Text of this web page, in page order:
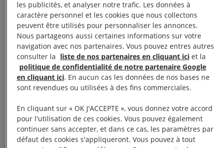
2023
Bombardements incessants de zones densément
peuplées, destruction d’hôpitaux, coupure d’eau et
d’électricité, entraves à l’aide humanitaire,
multiplication des déplacements forcés des
populations.
Nos expert·es ont analysé l’ensemble des faits
les publicités, et analyser notre trafic. Les données à
caractère personnel et les cookies que nous collectons
peuvent être utilisés pour personnaliser les annonces.
Nous partageons aussi certaines informations sur votre
navigation avec nos partenaires. Vous pouvez entres autres
consulter la liste de nos partenaires en cliquant iciet la
politique de confidentialité de notre partenaire Google
en cliquant ici. En aucun cas les données de nos bases ne
sont revendues ou utilisées à des fins commerciales.
En cliquant sur « OK J'ACCEPTE », vous donnez votre accord
pour l'utilisation de ces cookies. Vous pouvez également
continuer sans accepter, et dans ce cas, les paramètres par
défaut des cookies s'appliqueront. Vous pouvez à tout